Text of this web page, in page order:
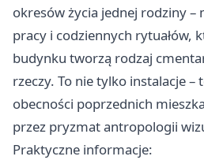
okresów życia jednej rodziny –
pracy i codziennych rytuałów,
budynku tworzą rodzaj
rzeczy. To nie tylko instalacje –
obecności poprzednich
przez pryzmat antropologii
Praktyczne informacje: